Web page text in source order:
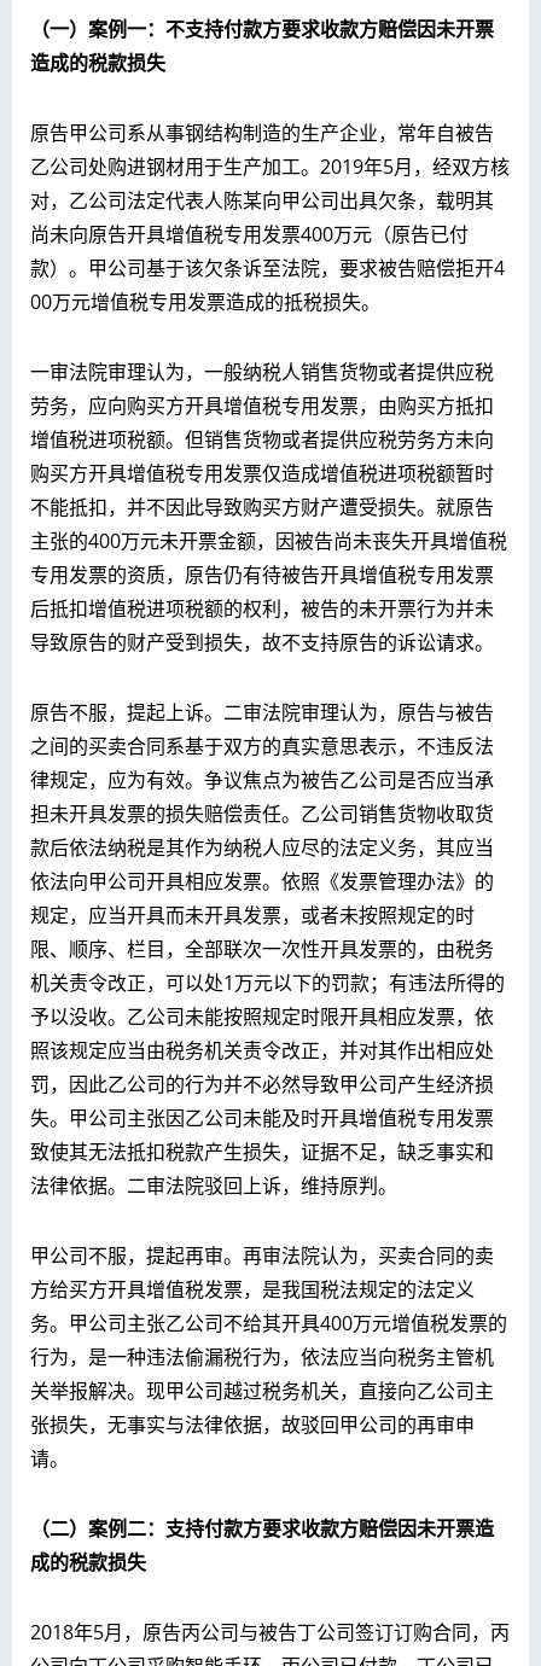
（一）案例一：不支持付款方要求收款方赔偿因未开票
造成的税款损失
原告甲公司系从事钢结构制造的生产企业，常年自被告
乙公司处购进钢材用于生产加工。2019年5月，经双方核
对，乙公司法定代表人陈某向甲公司出具欠条，载明其
尚未向原告开具增值税专用发票400万元（原告已付
款）。甲公司基于该欠条诉至法院，要求被告赔偿拒开4
00万元增值税专用发票造成的抵税损失。
一审法院审理认为，一般纳税人销售货物或者提供应税
劳务，应向购买方开具增值税专用发票，由购买方抵扣
增值税进项税额。但销售货物或者提供应税劳务方未向
购买方开具增值税专用发票仅造成增值税进项税额暂时
不能抵扣，并不因此导致购买方财产遭受损失。就原告
主张的400万元未开票金额，因被告尚未丧失开具增值税
专用发票的资质，原告仍有待被告开具增值税专用发票
后抵扣增值税进项税额的权利，被告的未开票行为并未
导致原告的财产受到损失，故不支持原告的诉讼请求。
原告不服，提起上诉。二审法院审理认为，原告与被告
之间的买卖合同系基于双方的真实意思表示，不违反法
律规定，应为有效。争议焦点为被告乙公司是否应当承
担未开具发票的损失赔偿责任。乙公司销售货物收取货
款后依法纳税是其作为纳税人应尽的法定义务，其应当
依法向甲公司开具相应发票。依照《发票管理办法》的
规定，应当开具而未开具发票，或者未按照规定的时
限、顺序、栏目，全部联次一次性开具发票的，由税务
机关责令改正，可以处1万元以下的罚款；有违法所得的
予以没收。乙公司未能按照规定时限开具相应发票，依
照该规定应当由税务机关责令改正，并对其作出相应处
罚，因此乙公司的行为并不必然导致甲公司产生经济损
失。甲公司主张因乙公司未能及时开具增值税专用发票
致使其无法抵扣税款产生损失，证据不足，缺乏事实和
法律依据。二审法院驳回上诉，维持原判。
甲公司不服，提起再审。再审法院认为，买卖合同的卖
方给买方开具增值税发票，是我国税法规定的法定义
务。甲公司主张乙公司不给其开具400万元增值税发票的
行为，是一种违法偷漏税行为，依法应当向税务主管机
关举报解决。现甲公司越过税务机关，直接向乙公司主
张损失，无事实与法律依据，故驳回甲公司的再审申
请。
（二）案例二：支持付款方要求收款方赔偿因未开票造
成的税款损失
2018年5月，原告丙公司与被告丁公司签订订购合同，丙